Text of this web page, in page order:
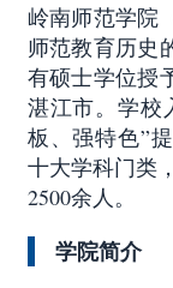
岭南师范学院
师范教育历史
有硕士学位授
湛江市。学校
板、强特色”
十大学科门类
2500余人。
学院简介